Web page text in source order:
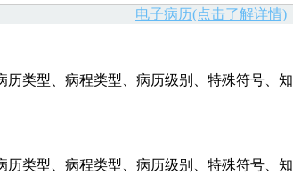
电子病历(点击了解详情)
类型、病程类型、病历级别、特殊符号、
类型、病程类型、病历级别、特殊符号、